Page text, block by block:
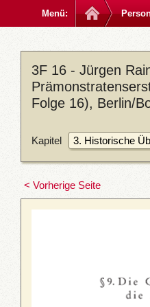
Menü:
3F 16 - Jürgen
Folge 16), Berlin/
Kapitel
< Vorherige Seite